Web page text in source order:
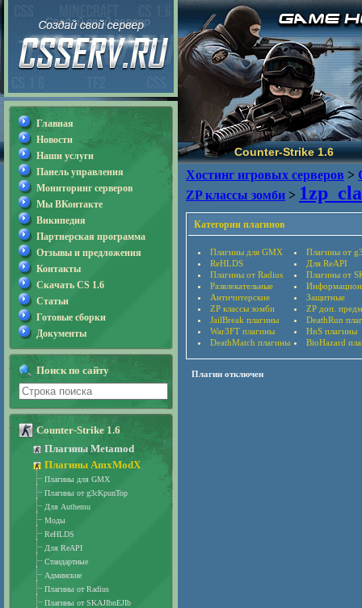
Counter-Strike 1.6
Хостинг игровых серверов >
ZP классы зомби >
Категории плагинов
Плагины для GMX
Плагины от
ReHLDS
Для ReAPI
Плагины от Radius
Плагины от
Развлекательные
Античитерские
Защитные
ZP классы зомби
ZP доп.
JailBreak плагины
DeathRun
War3FT плагины
HnS плагины
DeathMatch плагины
BioHazard
Плагин отключен
Главная
Новости
Наши услуги
Панель управления
Мониторинг серверов
Мы ВКонтакте
Википедия
Партнерская программа
Отзывы и предложения
Контакты
Скачать CS 1.6
Статьи
Готовые сборки
Документы
Поиск по сайту
Counter-Strike 1.6
Плагины Metamod
Плагины AmxModX
Плагины для GMX
Плагины от g3cKpunTop
Для Authemu
Моды
ReHLDS
Для ReAPI
Стандартные
Админские
Плагины от Radius
Плагины от SKAJIbnEJIb